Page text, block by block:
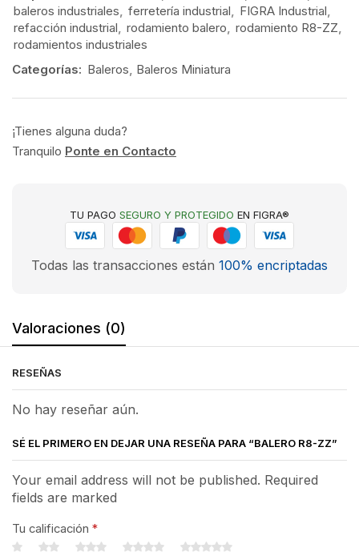
baleros industriales, ferretería industrial, FIGRA Industrial,
refacción industrial, rodamiento balero, rodamiento R8-ZZ,
rodamientos industriales
Categorías: Baleros, Baleros Miniatura
¡Tienes alguna duda?
Tranquilo Ponte en Contacto
TU PAGO SEGURO Y PROTEGIDO EN FIGRA®
Todas las transacciones están 100% encriptadas
Valoraciones (0)
RESEÑAS
No hay reseñar aún.
SÉ EL PRIMERO EN DEJAR UNA RESEÑA PARA “BALERO R8-ZZ”
Your email address will not be published. Required
fields are marked
Tu calificación *